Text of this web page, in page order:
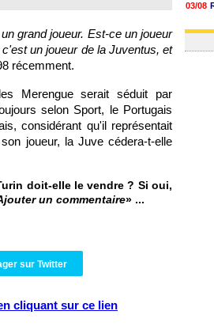
grand joueur. Est-ce un joueur
un joueur de la Juventus, et
récemment.
Merengue serait séduit par
selon Sport, le Portugais
considérant qu'il représentait
joueur, la Juve cédera-t-elle
doit-elle le vendre ? Si oui,
un commentaire» ...
sur Twitter
cliquant sur ce lien
03/08
31/07